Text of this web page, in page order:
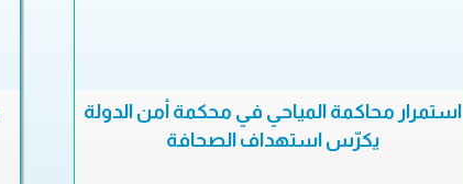
استمرار محاكمة المياحي في محكمة أمن الدولة
يكرّس استهداف الصحافة